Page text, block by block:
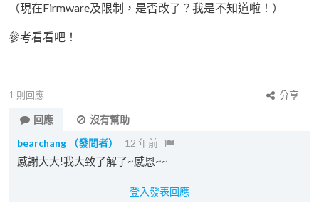
（現在Firmware及限制，是否改了？我是不知道啦！）
參考看看吧！
1 則回應
分享
回應
沒有幫助
bearchang
（發問者） 12 年前
感謝大大!我大致了解了~感恩~~
登入發表回應